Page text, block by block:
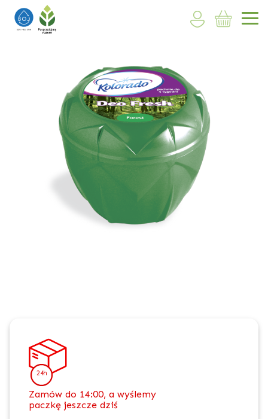
24h
Zamów do 14:00, a wyślemy
paczkę jeszcze dziś